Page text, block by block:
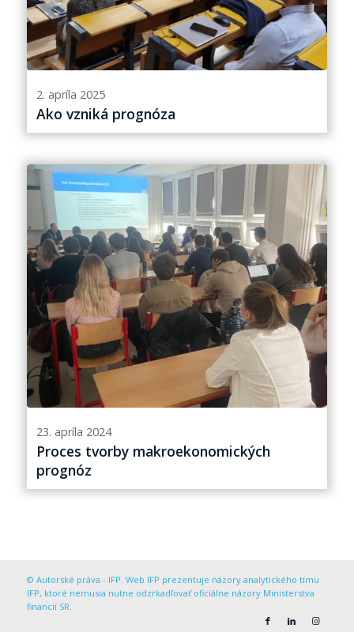
2. apríla 2025
Ako vzniká prognóza
23. apríla 2024
Proces tvorby makroekonomických
prognóz
© Autorské práva - IFP. Web IFP prezentuje názory analytického tímu
IFP, ktoré nemusia nutne odzrkadľovať oficiálne názory Ministerstva
financií SR.